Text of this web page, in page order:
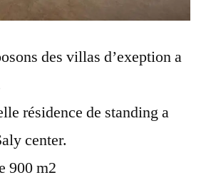
des villas d’exeption a
résidence de standing a
center.
900 m2